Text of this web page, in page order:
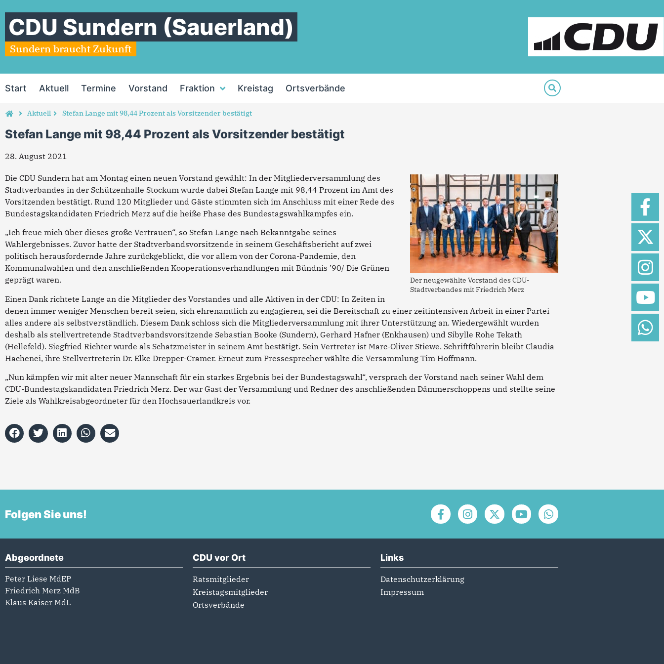
CDU Sundern (Sauerland)
Sundern braucht Zukunft
Start Aktuell Termine Vorstand Fraktion Kreistag Ortsverbände
Aktuell Stefan Lange mit 98,44 Prozent als Vorsitzender bestätigt
Stefan Lange mit 98,44 Prozent als Vorsitzender bestätigt
28. August 2021
Der neugewählte Vorstand des CDU-
Stadtverbandes mit Friedrich Merz
Die CDU Sundern hat am Montag einen neuen Vorstand gewählt: In der Mitgliederversammlung des
Stadtverbandes in der Schützenhalle Stockum wurde dabei Stefan Lange mit 98,44 Prozent im Amt des
Vorsitzenden bestätigt. Rund 120 Mitglieder und Gäste stimmten sich im Anschluss mit einer Rede des
Bundestagskandidaten Friedrich Merz auf die heiße Phase des Bundestagswahlkampfes ein.
„Ich freue mich über dieses große Vertrauen“, so Stefan Lange nach Bekanntgabe seines
Wahlergebnisses. Zuvor hatte der Stadtverbandsvorsitzende in seinem Geschäftsbericht auf zwei
politisch herausfordernde Jahre zurückgeblickt, die vor allem von der Corona-Pandemie, den
Kommunalwahlen und den anschließenden Kooperationsverhandlungen mit Bündnis ’90/ Die Grünen
geprägt waren.
Einen Dank richtete Lange an die Mitglieder des Vorstandes und alle Aktiven in der CDU: In Zeiten in
denen immer weniger Menschen bereit seien, sich ehrenamtlich zu engagieren, sei die Bereitschaft zu einer zeitintensiven Arbeit in einer Partei
alles andere als selbstverständlich. Diesem Dank schloss sich die Mitgliederversammlung mit ihrer Unterstützung an. Wiedergewählt wurden
deshalb als stellvertretende Stadtverbandsvorsitzende Sebastian Booke (Sundern), Gerhard Hafner (Enkhausen) und Sibylle Rohe Tekath
(Hellefeld). Siegfried Richter wurde als Schatzmeister in seinem Amt bestätigt. Sein Vertreter ist Marc-Oliver Stiewe. Schriftführerin bleibt Claudia
Hachenei, ihre Stellvertreterin Dr. Elke Drepper-Cramer. Erneut zum Pressesprecher wählte die Versammlung Tim Hoffmann.
„Nun kämpfen wir mit alter neuer Mannschaft für ein starkes Ergebnis bei der Bundestagswahl“, versprach der Vorstand nach seiner Wahl dem
CDU-Bundestagskandidaten Friedrich Merz. Der war Gast der Versammlung und Redner des anschließenden Dämmerschoppens und stellte seine
Ziele als Wahlkreisabgeordneter für den Hochsauerlandkreis vor.
Folgen Sie uns!
Abgeordnete
Peter Liese MdEP
Friedrich Merz MdB
Klaus Kaiser MdL
CDU vor Ort
Ratsmitglieder
Kreistagsmitglieder
Ortsverbände
Links
Datenschutzerklärung
Impressum